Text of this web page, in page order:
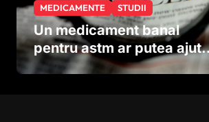
MEDICAMENTE STUDII
Un medicament banal
pentru astm ar putea ajuta
în lupta împotriva